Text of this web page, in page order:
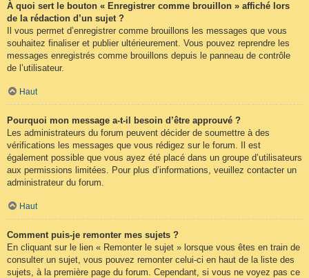
À quoi sert le bouton « Enregistrer comme brouillon » affiché lors
de la rédaction d’un sujet ?
Il vous permet d’enregistrer comme brouillons les messages que vous
souhaitez finaliser et publier ultérieurement. Vous pouvez reprendre les
messages enregistrés comme brouillons depuis le panneau de contrôle
de l’utilisateur.
Haut
Pourquoi mon message a-t-il besoin d’être approuvé ?
Les administrateurs du forum peuvent décider de soumettre à des
vérifications les messages que vous rédigez sur le forum. Il est
également possible que vous ayez été placé dans un groupe d’utilisateurs
aux permissions limitées. Pour plus d’informations, veuillez contacter un
administrateur du forum.
Haut
Comment puis-je remonter mes sujets ?
En cliquant sur le lien « Remonter le sujet » lorsque vous êtes en train de
consulter un sujet, vous pouvez remonter celui-ci en haut de la liste des
sujets, à la première page du forum. Cependant, si vous ne voyez pas ce